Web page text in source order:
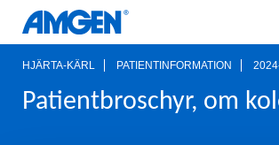
HJÄRTA-KÄRL PATIENTINFORMATION
Patientbroschyr, om